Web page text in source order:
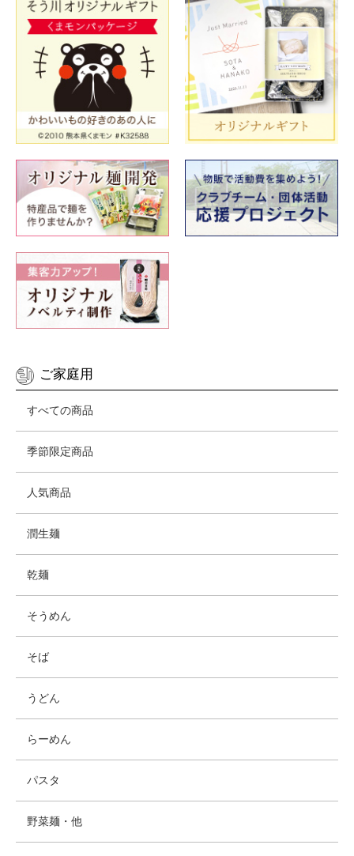
ご家庭用
すべての商品
季節限定商品
人気商品
潤生麺
乾麺
そうめん
そば
うどん
らーめん
パスタ
野菜麺・他